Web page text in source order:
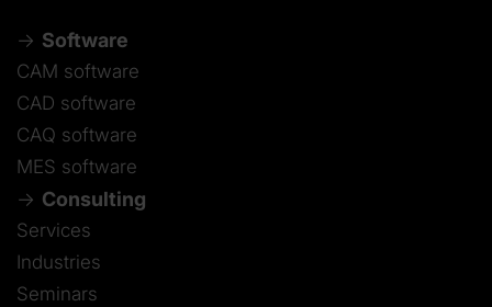
Software
CAM software
CAD software
CAQ software
MES software
Consulting
Services
Industries
Seminars